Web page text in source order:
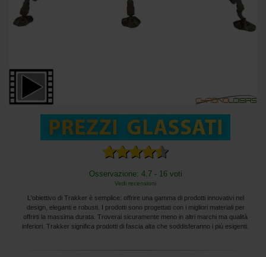
Osservazione: 4.7 - 16 voti
Vedi recensioni
L'obiettivo di Trakker è semplice: offrire una gamma di prodotti innovativi nel
design, eleganti e robusti. I prodotti sono progettati con i migliori materiali per
offrirti la massima durata. Troverai sicuramente meno in altri marchi ma qualità
inferiori. Trakker significa prodotti di fascia alta che soddisferanno i più esigenti.